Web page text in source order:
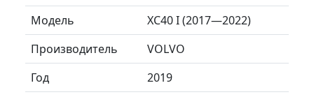
Модель
XC40 I (2017—2022)
Производитель
VOLVO
Год
2019